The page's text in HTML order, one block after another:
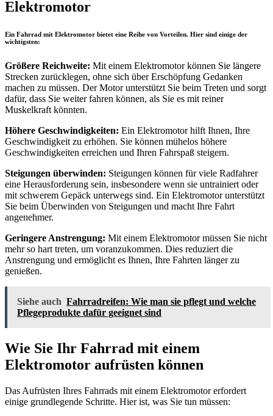
Elektromotor
Ein Fahrrad mit Elektromotor bietet eine Reihe von Vorteilen. Hier sind einige der
wichtigsten:
Größere Reichweite: Mit einem Elektromotor können Sie längere
Strecken zurücklegen, ohne sich über Erschöpfung Gedanken
machen zu müssen. Der Motor unterstützt Sie beim Treten und sorgt
dafür, dass Sie weiter fahren können, als Sie es mit reiner
Muskelkraft könnten.
Höhere Geschwindigkeiten: Ein Elektromotor hilft Ihnen, Ihre
Geschwindigkeit zu erhöhen. Sie können mühelos höhere
Geschwindigkeiten erreichen und Ihren Fahrspaß steigern.
Steigungen überwinden: Steigungen können für viele Radfahrer
eine Herausforderung sein, insbesondere wenn sie untrainiert oder
mit schwerem Gepäck unterwegs sind. Ein Elektromotor unterstützt
Sie beim Überwinden von Steigungen und macht Ihre Fahrt
angenehmer.
Geringere Anstrengung: Mit einem Elektromotor müssen Sie nicht
mehr so hart treten, um voranzukommen. Dies reduziert die
Anstrengung und ermöglicht es Ihnen, Ihre Fahrten länger zu
genießen.
Siehe auch Fahrradreifen: Wie man sie pflegt und welche
Pflegeprodukte dafür geeignet sind
Wie Sie Ihr Fahrrad mit einem
Elektromotor aufrüsten können
Das Aufrüsten Ihres Fahrrads mit einem Elektromotor erfordert
einige grundlegende Schritte. Hier ist, was Sie tun müssen: